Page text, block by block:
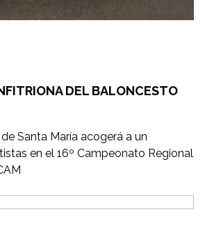
DEL BALONCESTO
Santa María acogerá a un
en el 16º Campeonato Regional